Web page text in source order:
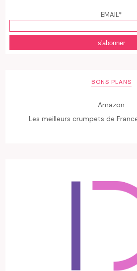
EMAIL*
BONS PLANS
Amazon
Les meilleurs crumpets de